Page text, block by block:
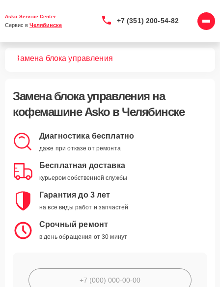
Asko Service Center
Сервис в Челябинске
+7 (351) 200-54-82
Замена блока управления
Замена блока управленияна
кофемашине Asko в Челябинске
Диагностика бесплатно
даже при отказе от ремонта
Бесплатная доставка
курьером собственной службы
Гарантия до 3 лет
на все виды работ и запчастей
Срочный ремонт
в день обращения от 30 минут